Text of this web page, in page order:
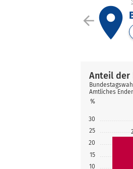
arrow_backplace
10
15
20
25
30
%
Anteil der
Amtliches